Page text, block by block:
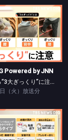
DIG Powered by JNN
寒さで急増する“3大ぎっくり”に注意【Nスタ】
Powered by JNN
寒さで急増する“3大ぎっくり”に注意【Nスタ】
（火）放送分
DIG Powered by JNN